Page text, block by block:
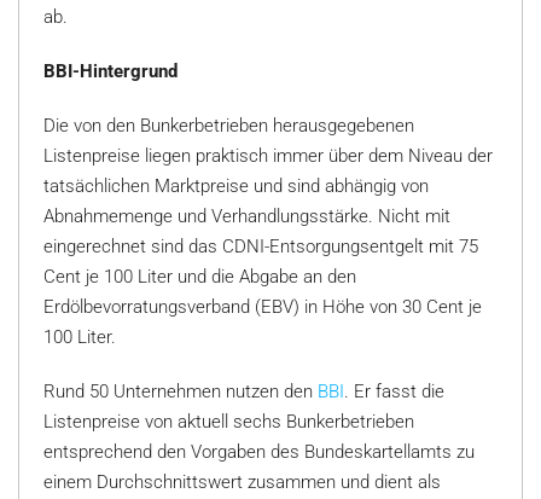
ab.
BBI-Hintergrund
Die von den Bunkerbetrieben herausgegebenen
Listenpreise liegen praktisch immer über dem Niveau der
tatsächlichen Marktpreise und sind abhängig von
Abnahmemenge und Verhandlungsstärke. Nicht mit
eingerechnet sind das CDNI-Entsorgungsentgelt mit 75
Cent je 100 Liter und die Abgabe an den
Erdölbevorratungsverband (EBV) in Höhe von 30 Cent je
100 Liter.
Rund 50 Unternehmen nutzen den BBI. Er fasst die
Listenpreise von aktuell sechs Bunkerbetrieben
entsprechend den Vorgaben des Bundeskartellamts zu
einem Durchschnittswert zusammen und dient als